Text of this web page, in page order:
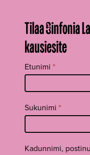
Tilaa Sinfonia
kausiesite
Tilaa
uutiskirje
footer FI
Etunimi *
Sukunimi *
Kadunnimi,